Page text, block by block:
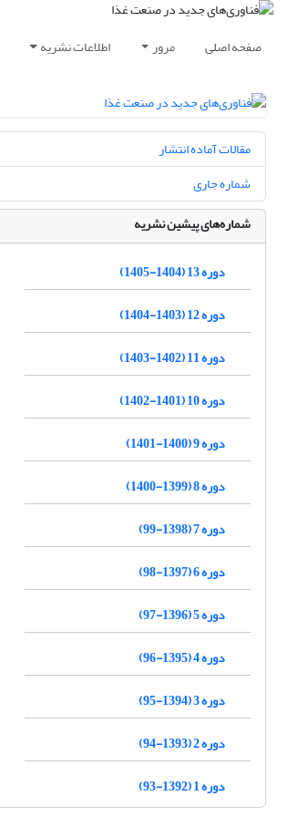
صفحه اصلی مرور اطلاعات نشریه
مقالات آماده انتشار
شماره جاری
شماره‌های پیشین نشریه
دوره 13 (1404-1405)
دوره 12 (1403-1404)
دوره 11 (1402-1403)
دوره 10 (1401-1402)
دوره 9 (1400-1401)
دوره 8 (1399-1400)
دوره 7 (1398-99)
دوره 6 (1397-98)
دوره 5 (1396-97)
دوره 4 (1395-96)
دوره 3 (1394-95)
دوره 2 (1393-94)
دوره 1 (1392-93)